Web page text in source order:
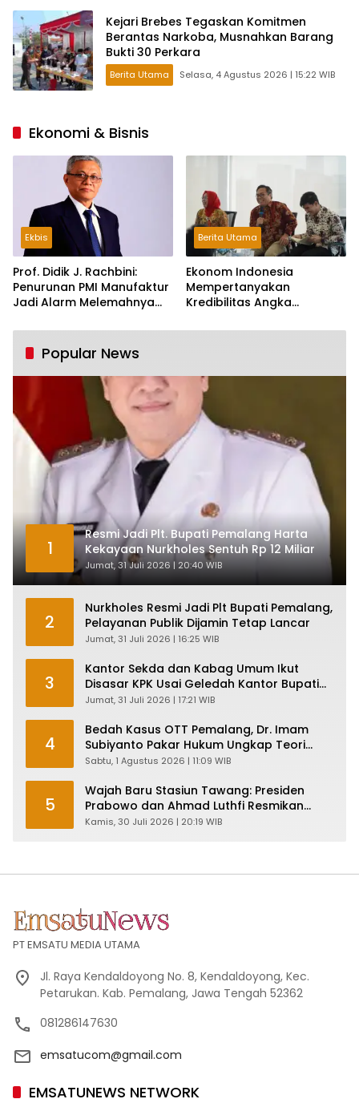
Kejari Brebes Tegaskan Komitmen
Berantas Narkoba, Musnahkan Barang
Bukti 30 Perkara
Berita Utama Selasa, 4 Agustus 2026 | 15:22 WIB
Ekonomi & Bisnis
Ekbis
Prof. Didik J. Rachbini:
Penurunan PMI Manufaktur
Jadi Alarm Melemahnya
Berita Utama
Ekonom Indonesia
Mempertanyakan
Kredibilitas Angka
Tumbuh Tapi Rapuh
Popular News
1
Resmi Jadi Plt. Bupati Pemalang Harta
Kekayaan Nurkholes Sentuh Rp 12 Miliar
Jumat, 31 Juli 2026 | 20:40 WIB
2
Nurkholes Resmi Jadi Plt Bupati Pemalang,
Pelayanan Publik Dijamin Tetap Lancar
Jumat, 31 Juli 2026 | 16:25 WIB
3
Kantor Sekda dan Kabag Umum Ikut
Disasar KPK Usai Geledah Kantor Bupati
Pemalang
Jumat, 31 Juli 2026 | 17:21 WIB
4
Bedah Kasus OTT Pemalang, Dr. Imam
Subiyanto Pakar Hukum Ungkap Teori
Penyertaan KPK
Sabtu, 1 Agustus 2026 | 11:09 WIB
5
Wajah Baru Stasiun Tawang: Presiden
Prabowo dan Ahmad Luthfi Resmikan
Heritage Jateng yang Lebih Tangguh
Kamis, 30 Juli 2026 | 20:19 WIB
PT EMSATU MEDIA UTAMA
Jl. Raya Kendaldoyong No. 8, Kendaldoyong, Kec.
Petarukan. Kab. Pemalang, Jawa Tengah 52362
081286147630
emsatucom@gmail.com
EMSATUNEWS NETWORK